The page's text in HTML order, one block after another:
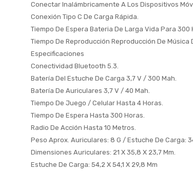
Conectar Inalámbricamente A Los Dispositivos
Conexión Tipo C De Carga Rápida.
Tiempo De Espera Bateria De Larga Vida Para 300
Tiempo De Reproducción Reproducción De Música
Especificaciones
Conectividad Bluetooth 5.3.
Batería Del Estuche De Carga 3,7 V / 300 Mah.
Batería De Auriculares 3,7 V / 40 Mah.
Tiempo De Juego / Celular Hasta 4 Horas.
Tiempo De Espera Hasta 300 Horas.
Radio De Acción Hasta 10 Metros.
Peso Aprox. Auriculares: 8 G / Estuche De Carga:
Dimensiones Auriculares: 21 X 35,8 X 23,7 Mm.
Estuche De Carga: 54,2 X 54,1 X 29,8 Mm